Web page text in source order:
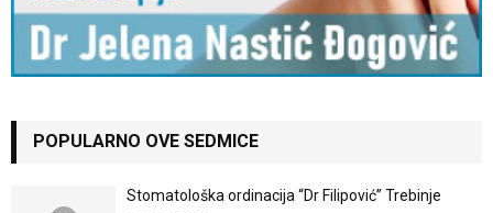
POPULARNO OVE SEDMICE
Stomatološka ordinacija “Dr Filipović” Trebinje